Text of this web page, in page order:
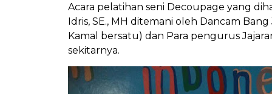
Acara pelatihan seni Decoupage yang
Idris, SE., MH ditemani oleh Dancam
Kamal bersatu) dan Para pengurus
sekitarnya.